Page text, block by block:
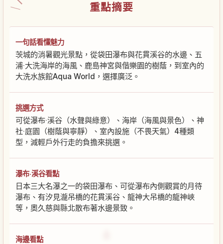
重點摘要
一句話看懂魅力
茨城的消暑觀光景點，從袋田瀑布與花貫溪谷的水邊、五
浦‧大洗海岸的海風、鹿島神宮與偕樂園的樹蔭，到室內的
大洗水族館Aqua World，選擇廣泛。
挑選方式
可從瀑布‧溪谷（水聲與綠意）、海岸（海風與景色）、神
社‧庭園（樹蔭與寧靜）、室內設施（不畏天氣）4種類
型，減輕戶外行走的負擔來挑選。
瀑布‧溪谷看點
日本三大名瀑之一的袋田瀑布、可從瀑布內側觀賞的月待
瀑布、有汐見瀧吊橋的花貫溪谷、龍神大吊橋的龍神峽
等，奧久慈與縣北散布著水邊景致。
海邊看點